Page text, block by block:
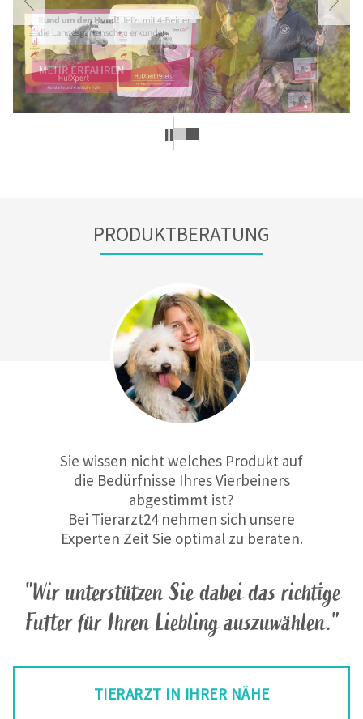
PRODUKTBERATUNG
"Wir unterstützen Sie dabei das richtige
Futter für Ihren Liebling auszuwählen."
Sie wissen nicht welches Produkt auf
die Bedürfnisse Ihres Vierbeiners
abgestimmt ist?
Bei Tierarzt24 nehmen sich unsere
Experten Zeit Sie optimal zu beraten.
TIERARZT IN IHRER NÄHE